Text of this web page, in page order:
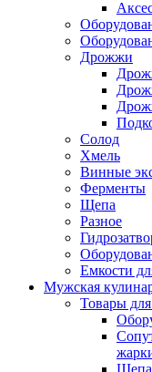
Дрожжи
Солод
Хмель
Винные
Ферменты
Щепа
Разное
Емкости
Мужская
Товары
Щепа